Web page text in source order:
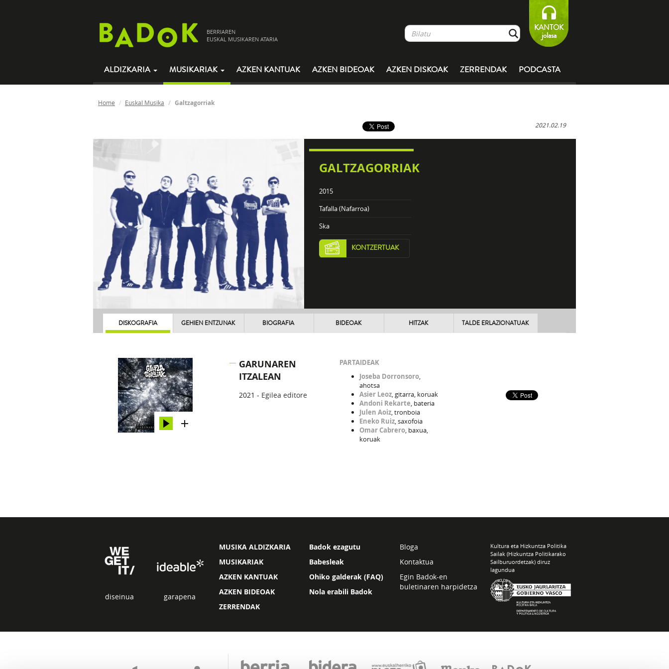
BERRIAREN
EUSKAL MUSIKAREN ATARIA
KANTOK
jolasa
ALDIZKARIA MUSIKARIAK AZKEN KANTUAK AZKEN BIDEOAK AZKEN DISKOAK ZERRENDAK PODCASTA
Home Euskal Musika Galtzagorriak
2021.02.19
GALTZAGORRIAK
2015
Tafalla (Nafarroa)
Ska
KONTZERTUAK
DISKOGRAFIA GEHIEN ENTZUNAK BIOGRAFIA BIDEOAK HITZAK TALDE ERLAZIONATUAK
GARUNAREN
ITZALEAN
2021 - Egilea editore
PARTAIDEAK
Joseba Dorronsoro,
ahotsa
Asier Leoz, gitarra, koruak
Andoni Rekarte, bateria
Julen Aoiz, tronboia
Eneko Ruiz, saxofoia
Omar Cabrero, baxua,
koruak
diseinua garapena
MUSIKA ALDIZKARIA
MUSIKARIAK
AZKEN KANTUAK
AZKEN BIDEOAK
ZERRENDAK
Badok ezagutu
Babesleak
Ohiko galderak (FAQ)
Nola erabili Badok
Bloga
Kontaktua
Egin Badok-en
buletinaren harpidetza
Kultura eta Hizkuntza Politika
Sailak (Hizkuntza Politikarako
Sailburuordetzak) diruz
lagundua